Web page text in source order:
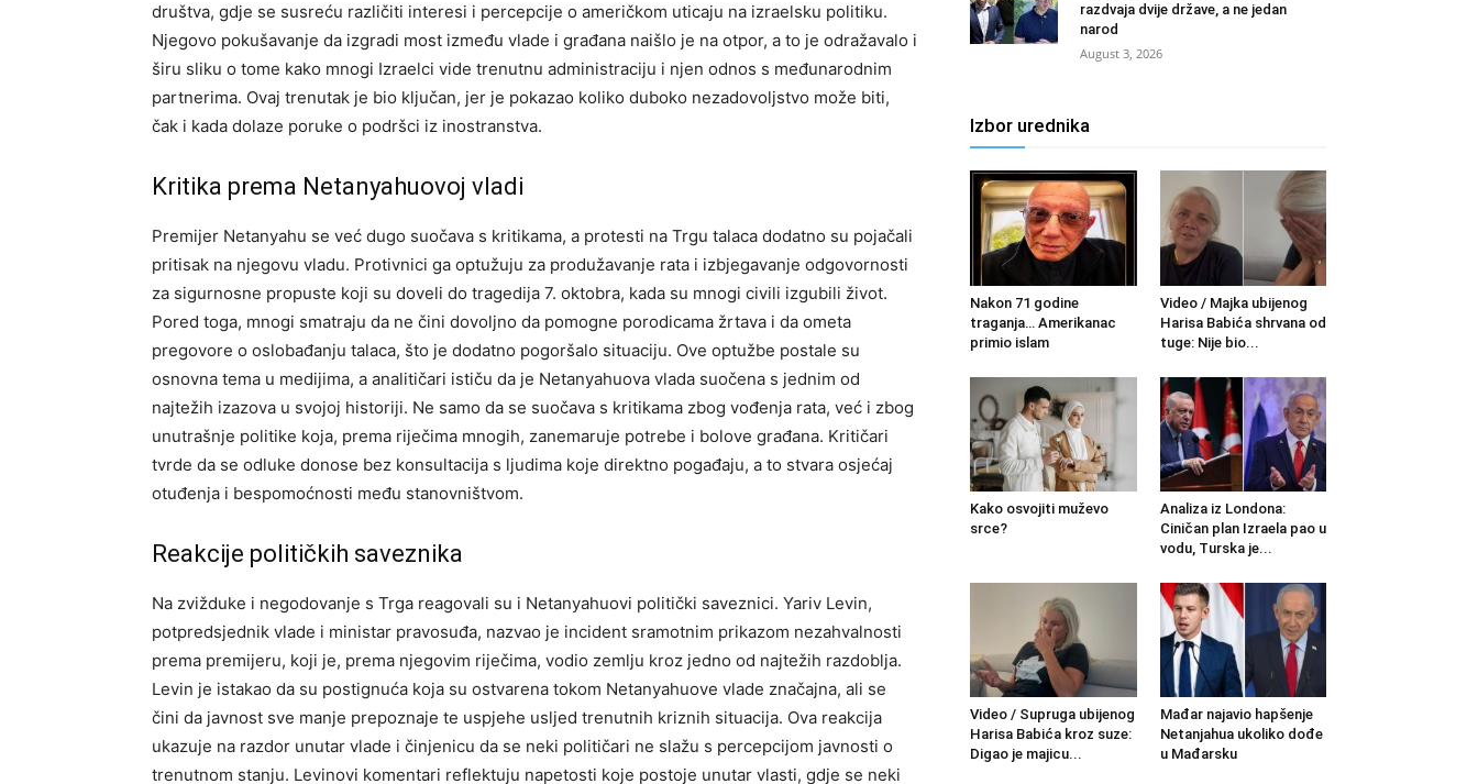
društva, gdje se susreću različiti interesi i percepcije o američkom uticaju na izraelsku politiku.
Njegovo pokušavanje da izgradi most između vlade i građana naišlo je na otpor, a to je odražavalo i
širu sliku o tome kako mnogi Izraelci vide trenutnu administraciju i njen odnos s međunarodnim
partnerima. Ovaj trenutak je bio ključan, jer je pokazao koliko duboko nezadovoljstvo može biti,
čak i kada dolaze poruke o podršci iz inostranstva.
Kritika prema Netanyahuovoj vladi
Premijer Netanyahu se već dugo suočava s kritikama, a protesti na Trgu talaca dodatno su pojačali
pritisak na njegovu vladu. Protivnici ga optužuju za produžavanje rata i izbjegavanje odgovornosti
za sigurnosne propuste koji su doveli do tragedija 7. oktobra, kada su mnogi civili izgubili život.
Pored toga, mnogi smatraju da ne čini dovoljno da pomogne porodicama žrtava i da ometa
pregovore o oslobađanju talaca, što je dodatno pogoršalo situaciju. Ove optužbe postale su
osnovna tema u medijima, a analitičari ističu da je Netanyahuova vlada suočena s jednim od
najtežih izazova u svojoj historiji. Ne samo da se suočava s kritikama zbog vođenja rata, već i zbog
unutrašnje politike koja, prema riječima mnogih, zanemaruje potrebe i bolove građana. Kritičari
tvrde da se odluke donose bez konsultacija s ljudima koje direktno pogađaju, a to stvara osjećaj
otuđenja i bespomoćnosti među stanovništvom.
Reakcije političkih saveznika
Na zvižduke i negodovanje s Trga reagovali su i Netanyahuovi politički saveznici. Yariv Levin,
potpredsjednik vlade i ministar pravosuđa, nazvao je incident sramotnim prikazom nezahvalnosti
prema premijeru, koji je, prema njegovim riječima, vodio zemlju kroz jedno od najtežih razdoblja.
Levin je istakao da su postignuća koja su ostvarena tokom Netanyahuove vlade značajna, ali se
čini da javnost sve manje prepoznaje te uspjehe usljed trenutnih kriznih situacija. Ova reakcija
ukazuje na razdor unutar vlade i činjenicu da se neki političari ne slažu s percepcijom javnosti o
trenutnom stanju. Levinovi komentari reflektuju napetosti koje postoje unutar vlasti, gdje se neki
razdvaja dvije države, a ne jedan
narod
August 3, 2026
Izbor urednika
Nakon 71 godine
traganja… Amerikanac
primio islam
Video / Majka ubijenog
Harisa Babića shrvana od
tuge: Nije bio...
Kako osvojiti muževo
srce?
Analiza iz Londona:
Ciničan plan Izraela pao u
vodu, Turska je...
Video / Supruga ubijenog
Harisa Babića kroz suze:
Digao je majicu...
Mađar najavio hapšenje
Netanjahua ukoliko dođe
u Mađarsku